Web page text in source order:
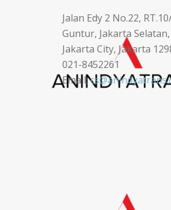
Jalan Edy 2 No.22,
Guntur, Jakarta
Jakarta City, Jakarta
021-8452261
Email: